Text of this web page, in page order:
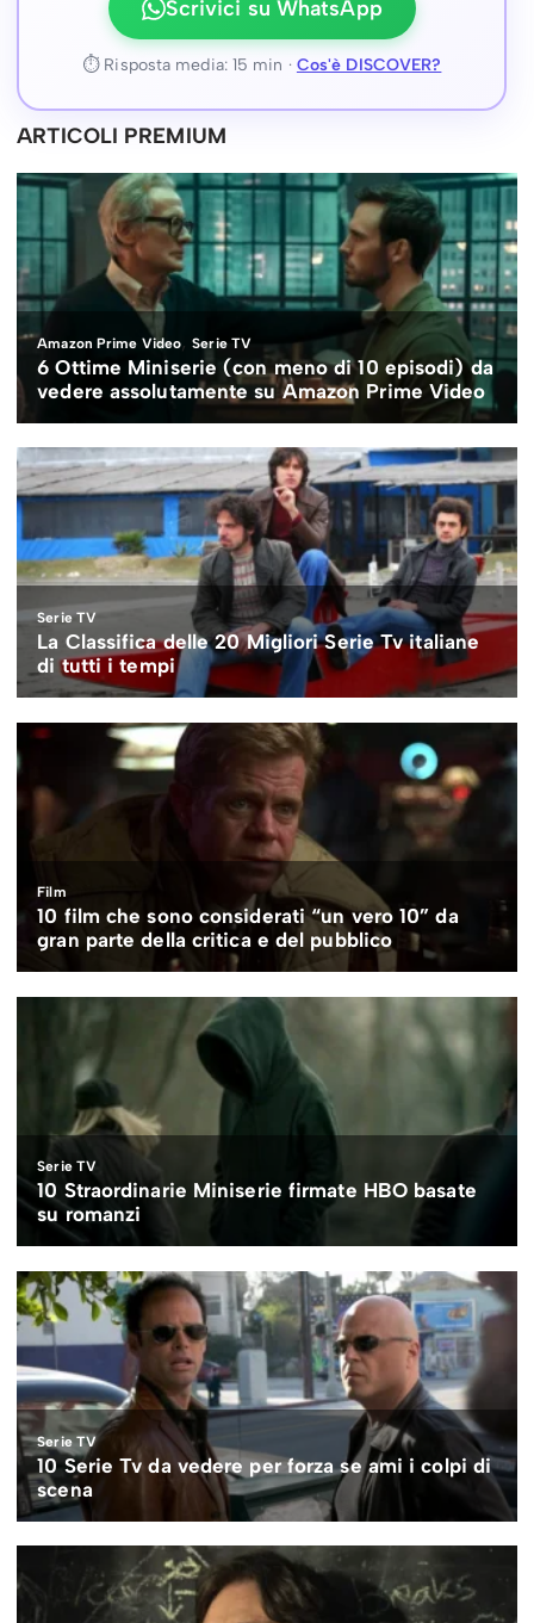
Scrivici su WhatsApp
⏱ Risposta media: 15 min · Cos'è DISCOVER?
ARTICOLI PREMIUM